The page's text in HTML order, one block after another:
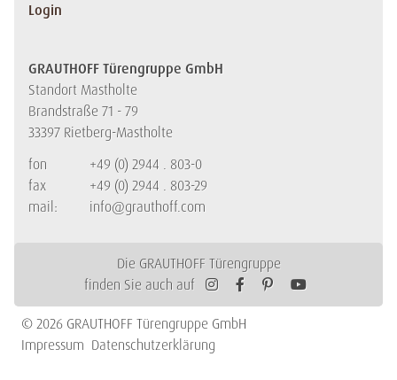
Login
GRAUTHOFF Türengruppe GmbH
Standort Mastholte
Brandstraße 71 - 79
33397 Rietberg-Mastholte
fon
+49 (0) 2944 . 803-0
fax
+49 (0) 2944 . 803-29
mail:
info@grauthoff.com
Die GRAUTHOFF Türengruppe
finden Sie auch auf
© 2026 GRAUTHOFF Türengruppe GmbH
Impressum Datenschutzerklärung